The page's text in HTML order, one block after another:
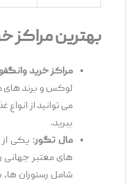
بهترین مراکز
مراکز خرید
لوکس و برند های
می ‌توانید از
ببرید.
مال تگور: یکی از
های معتبر جهانی
شامل رستوران ‌ها،